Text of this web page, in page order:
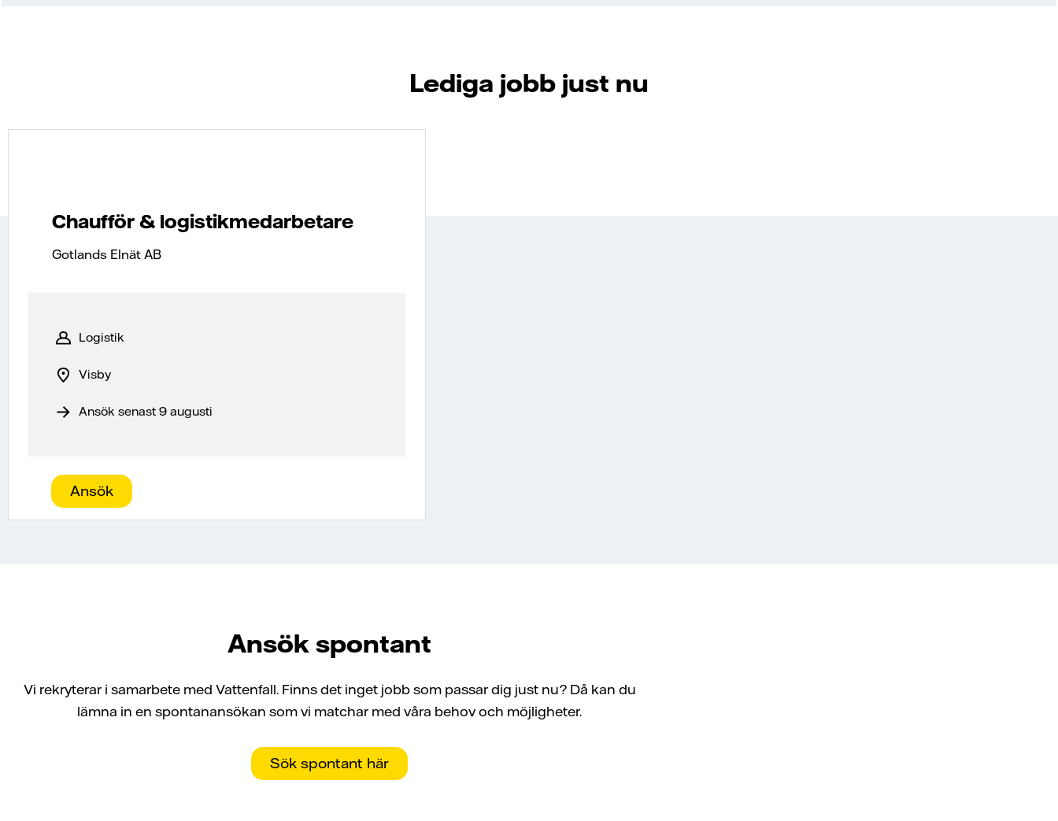
Lediga jobb just nu
Chaufför & logistikmedarbetare
Gotlands Elnät AB
Logistik
Visby
Ansök senast 9 augusti
Ansök
Ansök spontant
Vi rekryterar i samarbete med Vattenfall. Finns det inget jobb som passar dig just nu? Då kan du
lämna in en spontanansökan som vi matchar med våra behov och möjligheter.
Sök spontant här